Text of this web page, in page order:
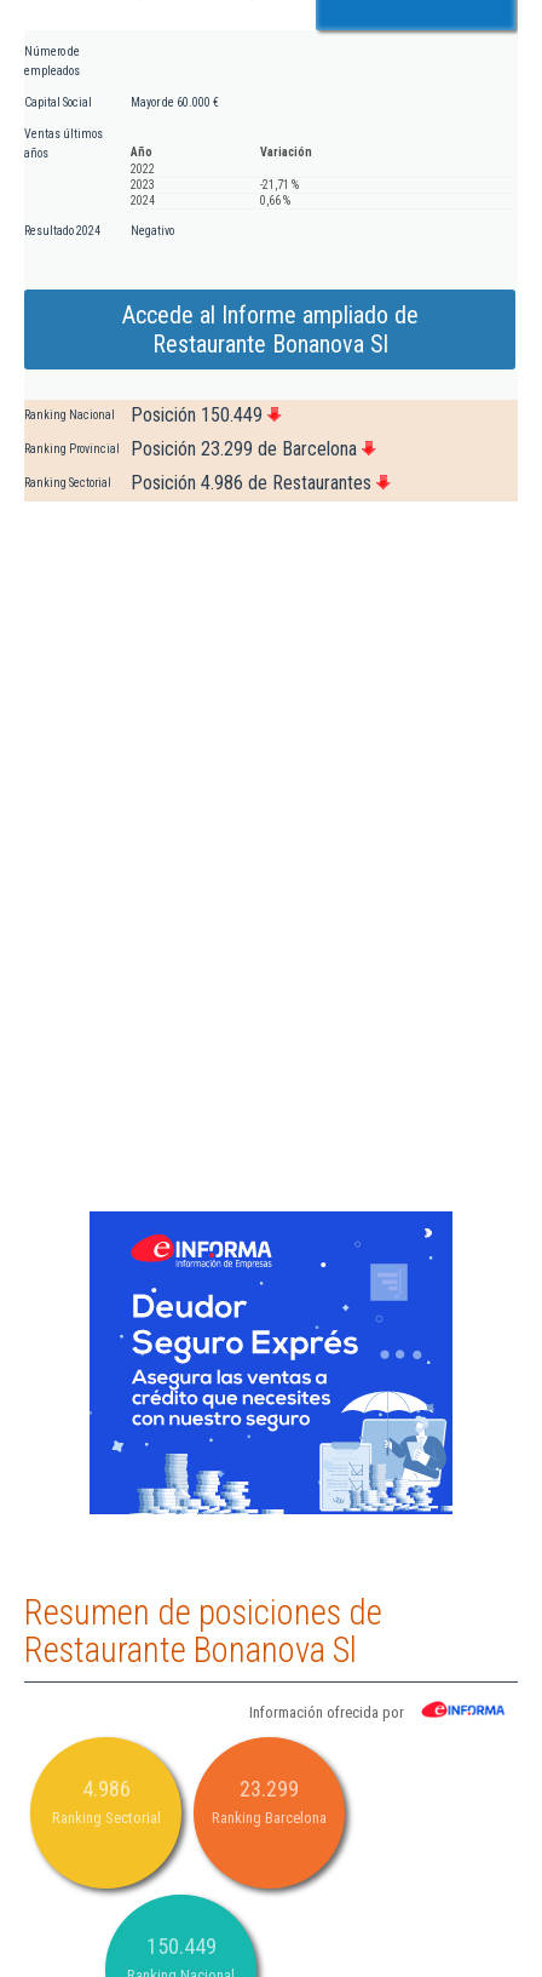
Número de
empleados
Capital Social Mayor de 60.000 €
Ventas últimos
años
Año
Variación
2022
2023
-21,71 %
2024
0,66 %
Resultado 2024 Negativo
Accede al Informe ampliado de
Restaurante Bonanova Sl
Ranking Nacional Posición 150.449
Ranking Provincial Posición 23.299 de Barcelona
Ranking Sectorial Posición 4.986 de Restaurantes
Resumen de posiciones de
Restaurante Bonanova Sl
Información ofrecida por
4.986
Ranking Sectorial
23.299
Ranking Barcelona
150.449